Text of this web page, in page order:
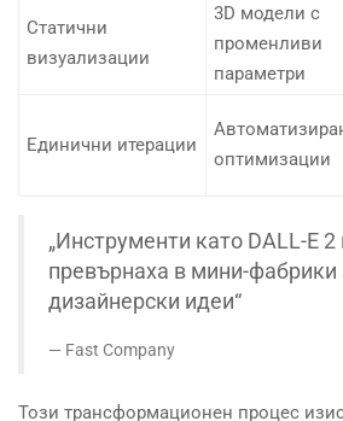
Статични
визуализации
3D модели с
променливи
параметри
Единични итерации
оптимизации
„Инструменти като DALL-E
превърнаха в мини-фабрики
дизайнерски идеи“
Fast Company
Този трансформационен процес